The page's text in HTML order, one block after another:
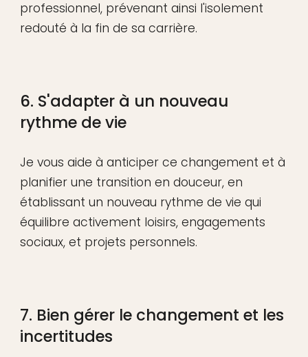
professionnel, prévenant ainsi l'isolement
redouté à la fin de sa carrière.
6. S'adapter à un nouveau
rythme de vie
Je vous aide à anticiper ce changement et à
planifier une transition en douceur, en
établissant un nouveau rythme de vie qui
équilibre activement loisirs, engagements
sociaux, et projets personnels.
7. Bien gérer le changement et les
incertitudes